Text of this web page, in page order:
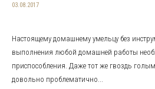
03.08.2017
Настоящему домашнему умельцу без
выполнения любой домашней работы
приспособления. Даже тот же гвоздь
довольно проблематично...